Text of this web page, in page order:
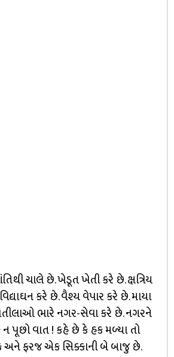
ચાલે છે. ખેડૂત ખેતી કરે છે. ક્ષત્રિય
કરે છે. વૈશ્ય વેપાર કરે છે. માયા
ભારે નગર-સેવા કરે છે. નગરને
પૂછો વાત ! કહે છે કે હક મળ્યા તો
અને ફરજ એક સિક્કાની બે બાજુ છે.